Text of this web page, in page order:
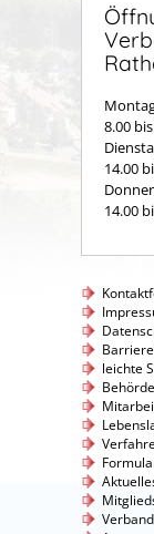
8.00
14.00
14.00
leichte